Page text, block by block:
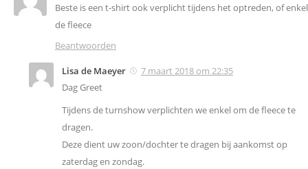
Beste is een t-shirt ook verplicht tijdens het optreden, of enkel
de fleece
Beantwoorden
Lisa de Maeyer
7 maart 2018 om 22:35
Dag Greet
Tijdens de turnshow verplichten we enkel om de fleece te
dragen.
Deze dient uw zoon/dochter te dragen bij aankomst op
zaterdag en zondag.